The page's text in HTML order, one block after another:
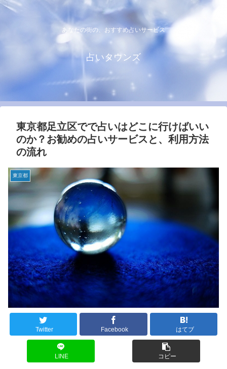
あなたの街の、おすすめ占いサービス
占いタウンズ
東京都足立区でで占いはどこに行けばいい
のか？お勧めの占いサービスと、利用方法
の流れ
東京都
Twitter Facebook はてブ
LINE コピー